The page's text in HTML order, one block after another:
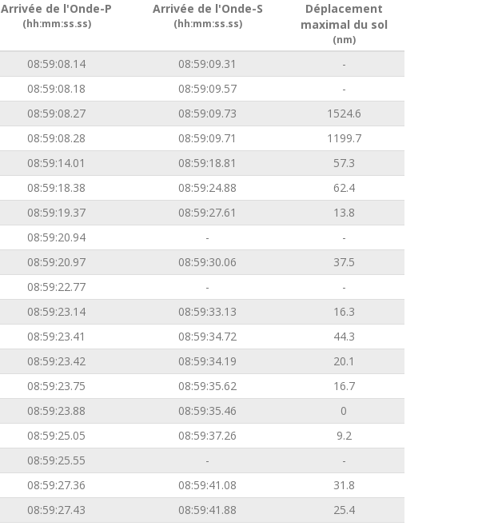
Arrivée de l'Onde-P
(hh:mm:ss.ss)
Arrivée de l'Onde-S
(hh:mm:ss.ss)
Déplacement
maximal du sol
(nm)
08:59:08.14 08:59:09.31
-
08:59:08.18 08:59:09.57
-
08:59:08.27 08:59:09.73
1524.6
08:59:08.28 08:59:09.71
1199.7
08:59:14.01 08:59:18.81
57.3
08:59:18.38 08:59:24.88
62.4
08:59:19.37 08:59:27.61
13.8
08:59:20.94 -
-
08:59:20.97 08:59:30.06
37.5
08:59:22.77 -
-
08:59:23.14 08:59:33.13
16.3
08:59:23.41 08:59:34.72
44.3
08:59:23.42 08:59:34.19
20.1
08:59:23.75 08:59:35.62
16.7
08:59:23.88 08:59:35.46
0
08:59:25.05 08:59:37.26
9.2
08:59:25.55 -
-
08:59:27.36 08:59:41.08
31.8
08:59:27.43 08:59:41.88
25.4